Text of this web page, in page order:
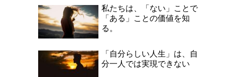
私たちは、「ない」ことで
「ある」ことの価値を知
る。
「自分らしい人生」は、自
分一人では実現できない